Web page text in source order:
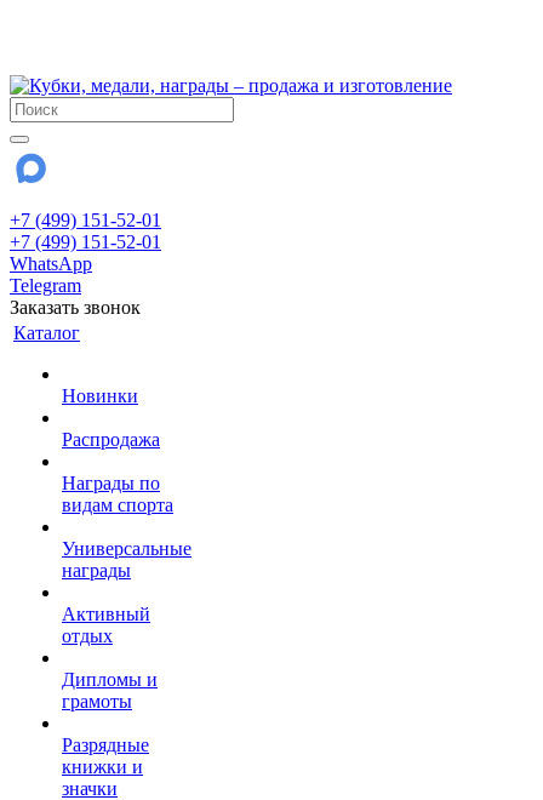
+7 (499) 151-52-01
+7 (499) 151-52-01
WhatsApp
Telegram
Заказать звонок
Каталог
Новинки
Распродажа
Награды по
видам спорта
Универсальные
награды
Активный
отдых
Дипломы и
грамоты
Разрядные
книжки и
значки